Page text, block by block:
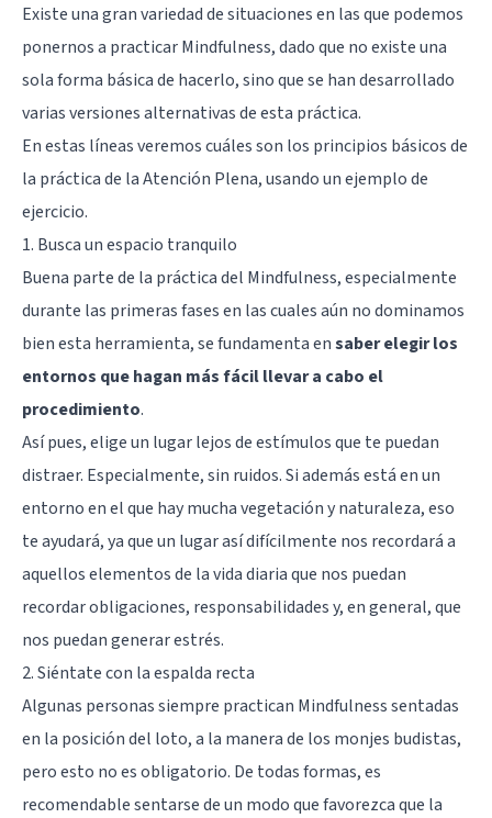
Existe una gran variedad de situaciones en las que podemos
ponernos a practicar Mindfulness, dado que no existe una
sola forma básica de hacerlo, sino que se han desarrollado
varias versiones alternativas de esta práctica.
En estas líneas veremos cuáles son los principios básicos de
la práctica de la Atención Plena, usando un ejemplo de
ejercicio.
1. Busca un espacio tranquilo
Buena parte de la práctica del Mindfulness, especialmente
durante las primeras fases en las cuales aún no dominamos
bien esta herramienta, se fundamenta ensaber elegir los
entornos que hagan más fácil llevar a cabo el
procedimiento.
Así pues, elige un lugar lejos de estímulos que te puedan
distraer. Especialmente, sin ruidos. Si además está en un
entorno en el que hay mucha vegetación y naturaleza, eso
te ayudará, ya que un lugar así difícilmente nos recordará a
aquellos elementos de la vida diaria que nos puedan
recordar obligaciones, responsabilidades y, en general, que
nos puedan generar estrés.
2. Siéntate con la espalda recta
Algunas personas siempre practican Mindfulness sentadas
en la posición del loto, a la manera de los monjes budistas,
pero esto no es obligatorio. De todas formas, es
recomendable sentarse de un modo que favorezca que la